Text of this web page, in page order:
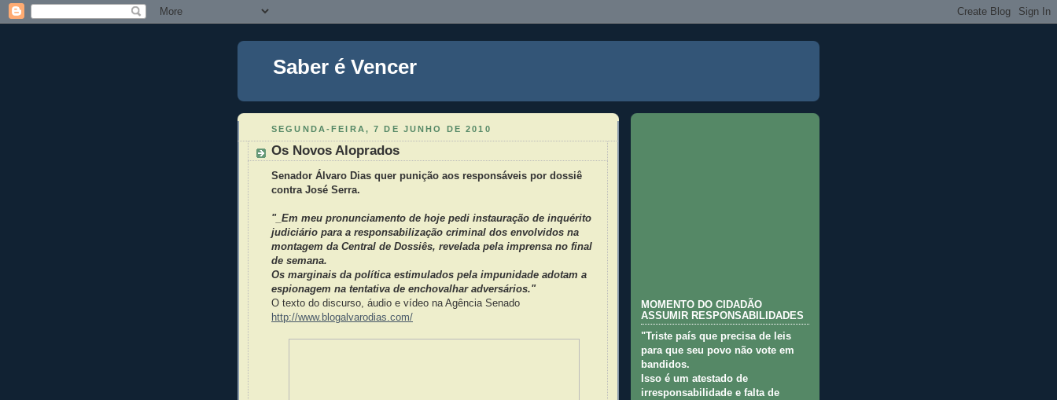
Saber é Vencer
SEGUNDA-FEIRA, 7 DE JUNHO DE 2010
Os Novos Aloprados
Senador Álvaro Dias quer punição aos responsáveis por dossiê
contra José Serra.
"_Em meu pronunciamento de hoje pedi instauração de inquérito
judiciário para a responsabilização criminal dos envolvidos na
montagem da Central de Dossiês, revelada pela imprensa no final
de semana.
Os marginais da política estimulados pela impunidade adotam a
espionagem na tentativa de enchovalhar adversários."
O texto do discurso, áudio e vídeo na Agência Senado
http://www.blogalvarodias.com/
MOMENTO DO CIDADÃO
ASSUMIR RESPONSABILIDADES
"Triste país que precisa de leis
para que seu povo não vote em
bandidos.
Isso é um atestado de
irresponsabilidade e falta de